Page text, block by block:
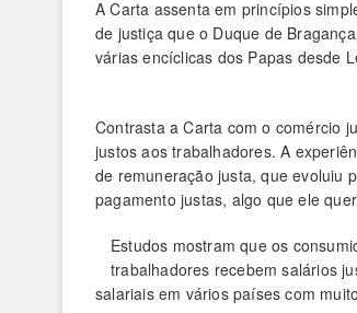
A Carta assenta em princípios
de justiça que o Duque de
várias encíclicas dos Papas desde
Contrasta a Carta com o comércio
justos aos trabalhadores. A
de remuneração justa, que evoluiu
pagamento justas, algo que ele
Estudos mostram que os
trabalhadores recebem salários
salariais em vários países com